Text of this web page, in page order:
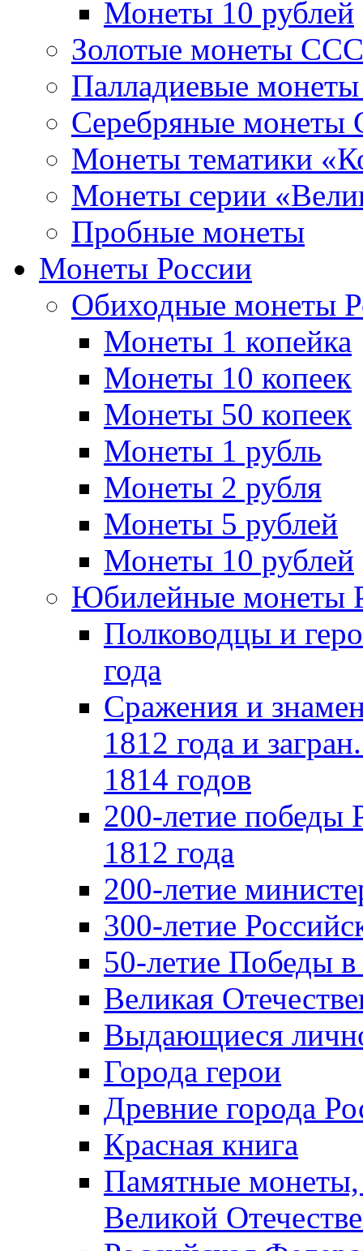
Монеты 10 рублей
Золотые монеты
Палладиевые
Серебряные монеты
Монеты тематики
Монеты серии
Пробные монеты
Монеты России
Обиходные монеты
Монеты 1 копейка
Монеты 10 копеек
Монеты 50 копеек
Монеты 1 рубль
Монеты 2 рубля
Монеты 5 рублей
Монеты 10 рублей
Юбилейные монеты
Полководцы и
года
Сражения и
1812 года и
1814 годов
200-летие победы
1812 года
200-летие
300-летие
50-летие Победы
Великая
Выдающиеся
Города герои
Древние города
Красная книга
Памятные
Великой